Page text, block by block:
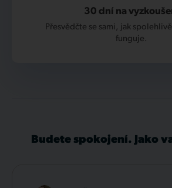
30 dní na
Přesvědčte se sami, jak
funguje.
Budete spokojení. Jako